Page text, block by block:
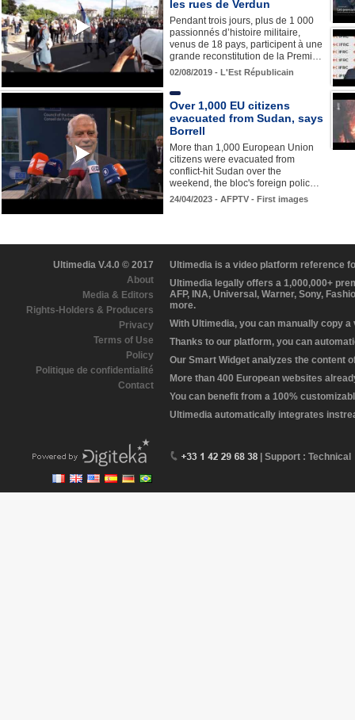
les rues de Verdun
Pendant trois jours, plus de 1 000
passionnés d’histoire militaire,
venus de 18 pays, participent à une
grande reconstitution de la Premi…
02/08/2019 - L'Est Républicain
Over 1,000 EU citizens
evacuated from Sudan, says
Borrell
More than 1,000 European Union
citizens were evacuated from
conflict-hit Sudan over the
weekend, the bloc's foreign polic…
24/04/2023 - AFPTV - First images
Ultimedia V.4.0 © 2017
About
Media & Editors
Rights-Holders & Producers
Privacy
Terms of Use
Policy
Politique de confidentialité
Contact
Ultimedia is a video platform reference
Ultimedia legally offers a 1,000,000+
AFP, INA, Universal, Warner, Sony,
more.
With Ultimedia, you can manually copy
Thanks to our platform, you can
Our Smart Widget analyzes the content
More than 400 European websites
You can benefit from a 100%
Ultimedia automatically integrates
| Support : Technical